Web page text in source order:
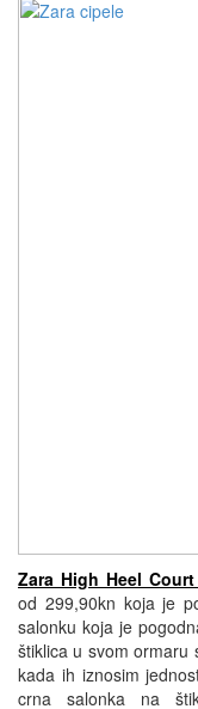
Zara High Heel
od 299,90kn koja je
salonku koja je
štiklica u svom ormaru
kada ih iznosim
crna salonka na